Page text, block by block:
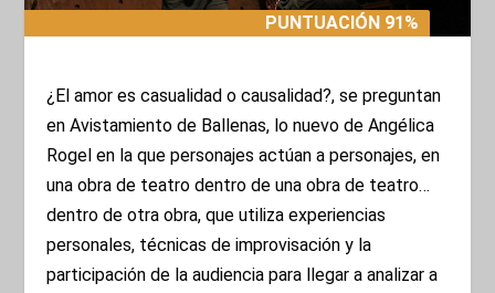
PUNTUACIÓN 91%
PUNTUACIÓN 91%
¿El amor es casualidad o causalidad?, se preguntan
en Avistamiento de Ballenas, lo nuevo de Angélica
Rogel en la que personajes actúan a personajes, en
una obra de teatro dentro de una obra de teatro…
dentro de otra obra, que utiliza experiencias
personales, técnicas de improvisación y la
participación de la audiencia para llegar a analizar a